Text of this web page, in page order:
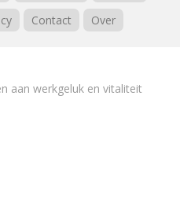
Contact Over
aan werkgeluk en vitaliteit